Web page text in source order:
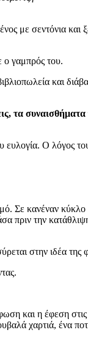
με σεντόνια και
ο γαμπρός του.
και
τα
Ο λόγος
Σε κανέναν
πριν την
στην ιδέα
και η έφεση
χαρτιά, ένα